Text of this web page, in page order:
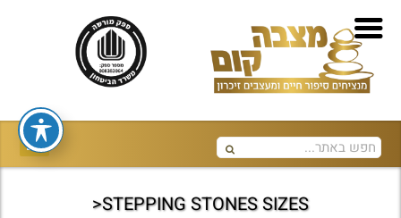
STEPPING STONES SIZES<